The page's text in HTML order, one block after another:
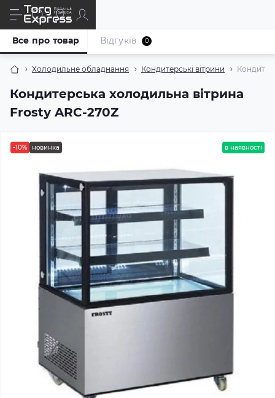
Холодильне обладнання Кондитерські вітрини
Кондитерська холодильна вітрина
Frostу ARC-270Z
Все про товар Відгуків 0
-10% новинка в наявності